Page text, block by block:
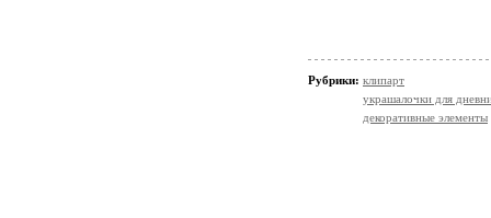
Рубрики: клипарт
украшалочки для
декоративные элементы